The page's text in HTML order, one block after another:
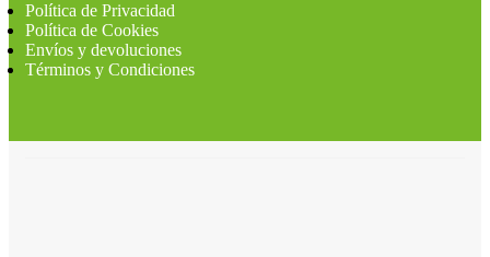
Política de Privacidad
Política de Cookies
Envíos y devoluciones
Términos y Condiciones